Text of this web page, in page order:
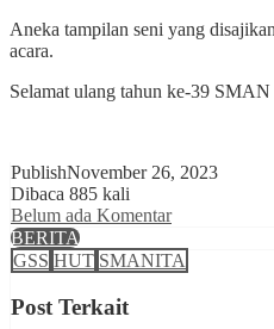
Aneka tampilan seni yang
acara.
Selamat ulang tahun ke-39
PublishNovember 26, 2023
Dibaca 885 kali
Belum ada Komentar
BERITA
GSS HUT SMANITA
Post Terkait